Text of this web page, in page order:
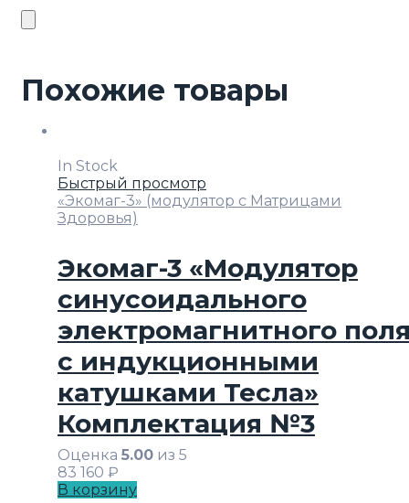
Похожие товары
In Stock
Быстрый просмотр
«Экомаг-3» (модулятор с Матрицами
Здоровья)
Экомаг-3 «Модулятор
синусоидального
электромагнитного
с индукционными
катушками Тесла»
Комплектация №3
Оценка 5.00 из 5
83 160 ₽
В корзину